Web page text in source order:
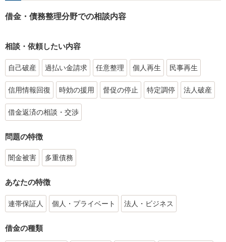
借金・債務整理分野での相談内容
相談・依頼したい内容
自己破産 過払い金請求 任意整理 個人再生 民事再生
信用情報回復 時効の援用 督促の停止 特定調停 法人破産
借金返済の相談・交渉
問題の特徴
闇金被害 多重債務
あなたの特徴
連帯保証人 個人・プライベート 法人・ビジネス
借金の種類